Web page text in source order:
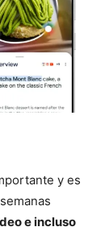
y es
e incluso